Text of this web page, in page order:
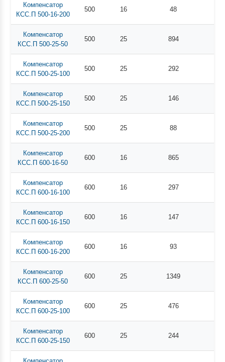
Компенсатор
КСС.П 500-16-200
500 16 48
Компенсатор
КСС.П 500-25-50
500 25 894
Компенсатор
КСС.П 500-25-100
500 25 292
Компенсатор
КСС.П 500-25-150
500 25 146
Компенсатор
КСС.П 500-25-200
500 25 88
Компенсатор
КСС.П 600-16-50
600 16 865
Компенсатор
КСС.П 600-16-100
600 16 297
Компенсатор
КСС.П 600-16-150
600 16 147
Компенсатор
КСС.П 600-16-200
600 16 93
Компенсатор
КСС.П 600-25-50
600 25 1349
Компенсатор
КСС.П 600-25-100
600 25 476
Компенсатор
КСС.П 600-25-150
600 25 244